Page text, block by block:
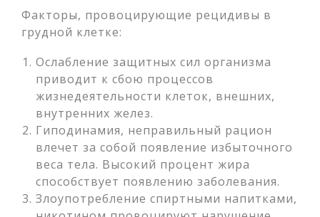
Факторы, провоцирующие рецидивы в
грудной клетке:
Ослабление защитных сил организма
приводит к сбою процессов
жизнедеятельности клеток, внешних,
внутренних желез.
Гиподинамия, неправильный рацион
влечет за собой появление избыточного
веса тела. Высокий процент жира
способствует появлению заболевания.
Злоупотребление спиртными напитками,